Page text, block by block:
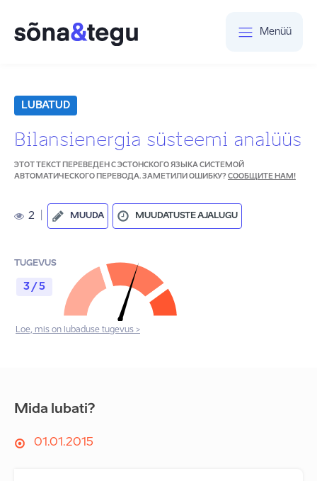
Menüü
LUBATUD
Bilansienergia süsteemi analüüs
ЭТОТ ТЕКСТ ПЕРЕВЕДЕН С ЭСТОНСКОГО ЯЗЫКА СИСТЕМОЙ
АВТОМАТИЧЕСКОГО ПЕРЕВОДА. ЗАМЕТИЛИ ОШИБКУ? СООБЩИТЕ НАМ!
2 MUUDA MUUDATUSTE AJALUGU
TUGEVUS
3 / 5
Loe, mis on lubaduse tugevus >
Mida lubati?
01.01.2015